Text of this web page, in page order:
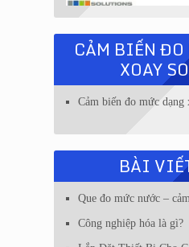
CẢM BIẾN ĐO
XOAY
Cảm biến đo mức dạng
BÀI
Que đo mức nước –
Công nghiệp hóa là gì?